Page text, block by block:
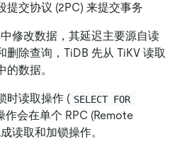
提交协议 (2PC) 来提交事务
修改数据，其延迟主要源自读
除查询，TiDB 先从 TiKV 读取
数据。
时读取操作 ( SELECT FOR
作会在单个 RPC (Remote
读取和加锁操作。